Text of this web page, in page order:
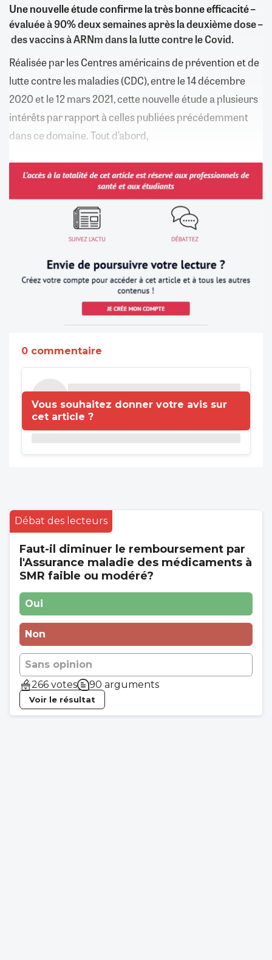
Une nouvelle étude confirme la très bonne efficacité –
évaluée à 90% deux semaines après la deuxième dose –
des vaccins à ARNm dans la lutte contre le Covid.
Réalisée par les Centres américains de prévention et de
lutte contre les maladies (CDC), entre le 14 décembre
2020 et le 12 mars 2021, cette nouvelle étude a plusieurs
intérêts par rapport à celles publiées précédemment
dans ce domaine. Tout d’abord,
0 commentaire
Vous souhaitez donner votre avis sur
cet article ?
Débat des lecteurs
Faut-il diminuer le remboursement par
l'Assurance maladie des médicaments à
SMR faible ou modéré?
Oui
Non
Sans opinion
266 votes
90 arguments
Voir le résultat